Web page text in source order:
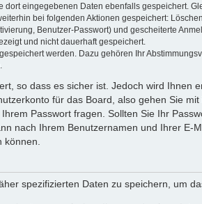
eingegebenen Daten ebenfalls gespeichert.
bei folgenden Aktionen gespeichert:
Benutzer-Passwort) und gescheiterte
und nicht dauerhaft gespeichert.
werden. Dazu gehören Ihr
so dass es sicher ist. Jedoch wird Ihnen
für das Board, also gehen Sie
Passwort fragen. Sollten Sie Ihr
nach Ihrem Benutzernamen und Ihrer
können.
spezifizierten Daten zu speichern, um